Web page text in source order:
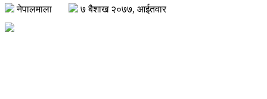
नेपालमाला ७ बैशाख २०७७, आईतवार